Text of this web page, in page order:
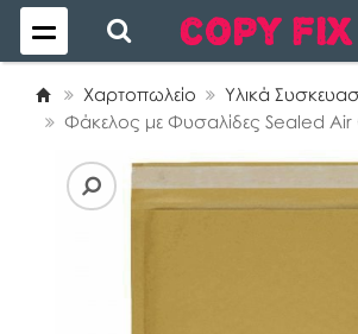
Χαρτοπωλείο Υλικά
Φάκελος με Φυσαλίδες Sealed Air